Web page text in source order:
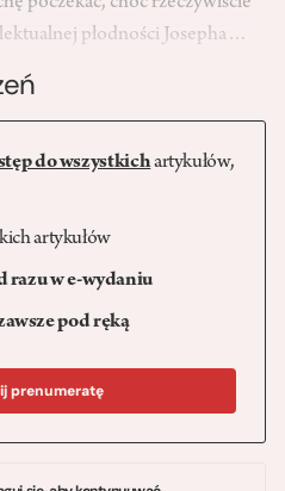
płodności Josepha…
do wszystkichartykułów,
artykułów
razu w e-wydaniu
pod ręką
prenumeratę